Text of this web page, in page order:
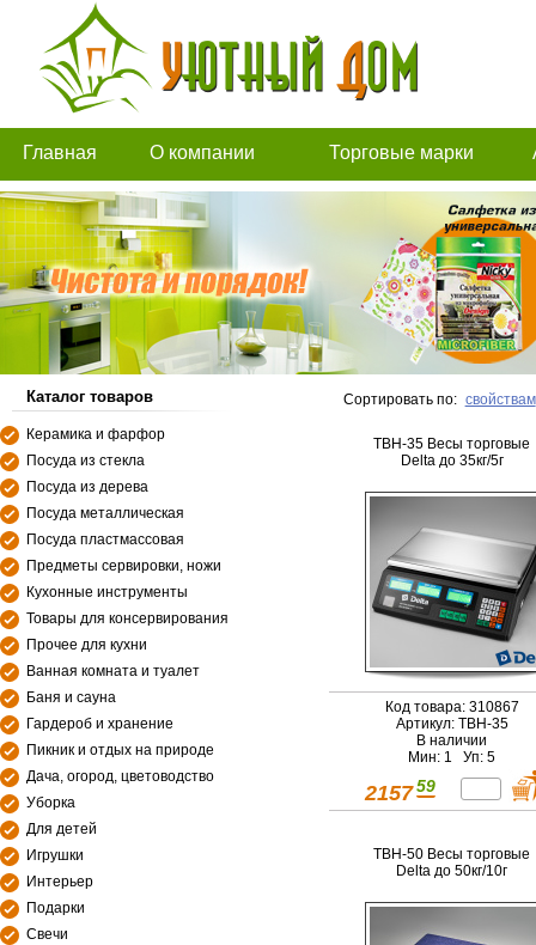
Главная О компании Торговые марки
Каталог товаров
Керамика и фарфор
Посуда из стекла
Посуда из дерева
Посуда металлическая
Посуда пластмассовая
Предметы сервировки, ножи
Кухонные инструменты
Товары для консервирования
Прочее для кухни
Ванная комната и туалет
Баня и сауна
Гардероб и хранение
Пикник и отдых на природе
Дача, огород, цветоводство
Уборка
Для детей
Игрушки
Интерьер
Подарки
Свечи
Сортировать по: свойствам
ТВН-35 Весы торговые
Delta до 35кг/5г
Код товара: 310867
Артикул: ТВН-35
В наличии
Мин: 1 Уп: 5
2157 59
ТВН-50 Весы торговые
Delta до 50кг/10г